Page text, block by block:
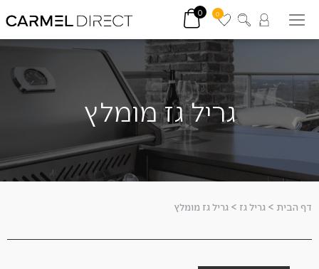
0
0
גריל גז מומלץ
דף הבית > גריל גז > גריל גז מומלץ